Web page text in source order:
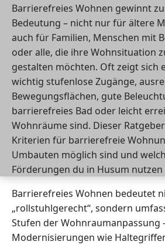
Barrierefreies Wohnen gewinnt
Bedeutung – nicht nur für ältere
auch für Familien, Menschen mit
oder alle, die ihre Wohnsituation
gestalten möchten. Oft zeigt sich
wichtig stufenlose Zugänge,
Bewegungsflächen, gute
barrierefreies Bad oder leicht
Wohnräume sind. Dieser
Kriterien für barrierefreie
Umbauten möglich sind und
Förderungen du in Husum nutzen
Barrierefreies Wohnen bedeutet
„rollstuhlgerecht“, sondern
Stufen der Wohnraumanpassung
Modernisierungen wie